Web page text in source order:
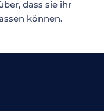
dass sie ihr
können.